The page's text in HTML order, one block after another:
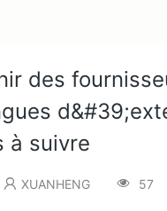
des
à suivre
XUANHENG 57